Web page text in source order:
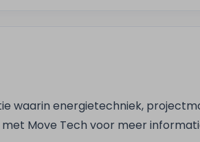
waarin energietechniek,
Move Tech voor meer